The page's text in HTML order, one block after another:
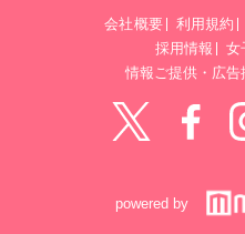
会社概要 利用規約
採用情報
女
情報ご提供・広
powered by